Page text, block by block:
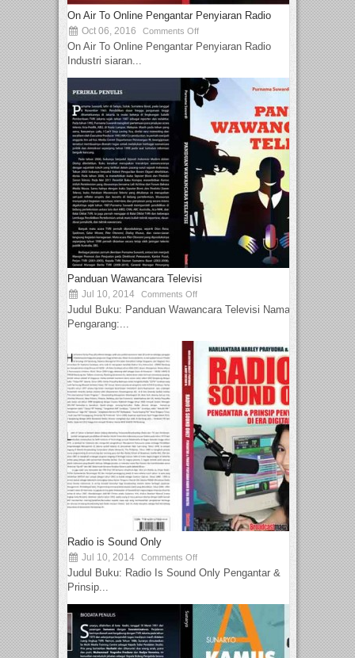
On Air To Online Pengantar Penyiaran Radio
Oct 06, 2016 Comments Off
On Air To Online Pengantar Penyiaran Radio
Industri siaran...
Panduan Wawancara Televisi
Jul 10, 2014 Comments Off
Judul Buku: Panduan Wawancara Televisi Nama
Pengarang:...
Radio is Sound Only
Jul 10, 2014 Comments Off
Judul Buku: Radio Is Sound Only Pengantar &
Prinsip...